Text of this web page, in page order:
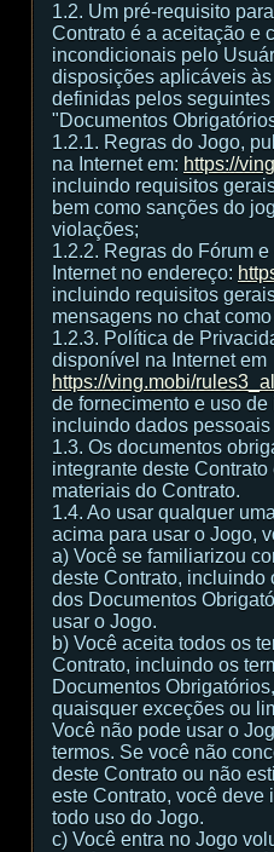
1.2. Um pré-requisito
Contrato é a aceitação e
incondicionais pelo
disposições aplicáveis
definidas pelos
"Documentos
1.2.1. Regras do Jogo,
na Internet em: https://
incluindo requisitos
bem como sanções do
violações;
1.2.2. Regras do Fórum
Internet no endereço:
incluindo requisitos
mensagens no chat
1.2.3. Política de
disponível na Internet em
https://ving.mobi/rules3_all
de fornecimento e uso
incluindo dados
1.3. Os documentos
integrante deste
materiais do Contrato.
1.4. Ao usar qualquer
acima para usar o Jogo,
а) Você se familiarizou
deste Contrato, incluindo
dos Documentos
usar o Jogo.
b) Você aceita todos os
Contrato, incluindo os
Documentos
quaisquer exceções ou
Você não pode usar o
termos. Se você não
deste Contrato ou não
este Contrato, você deve
todo uso do Jogo.
c) Você entra no Jogo